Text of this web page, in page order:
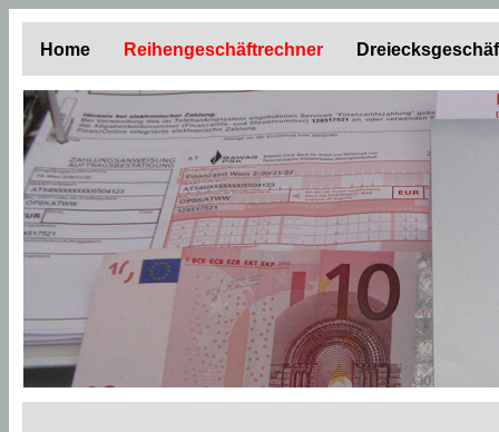
Home Reihengeschäftrechner